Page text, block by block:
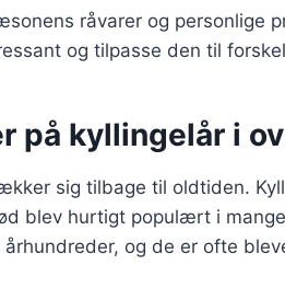
råvarer og personlige
og tilpasse den til
på kyllingelår i
sig tilbage til oldtiden.
blev hurtigt populært i
og de er ofte